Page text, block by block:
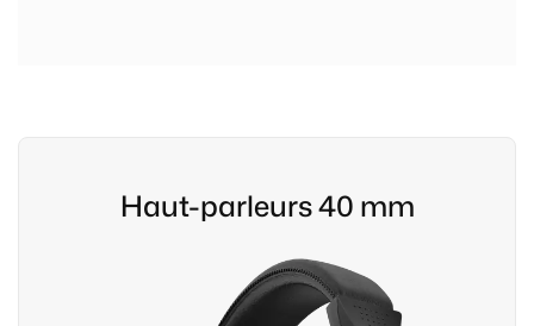
Haut-parleurs 40 mm